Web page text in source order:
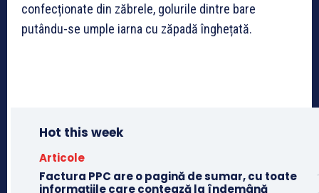
confecționate din zăbrele, golurile dintre bare
putându-se umple iarna cu zăpadă înghețată.
Hot this week
Articole
Factura PPC are o pagină de sumar, cu toate
informațiile care contează la îndemână